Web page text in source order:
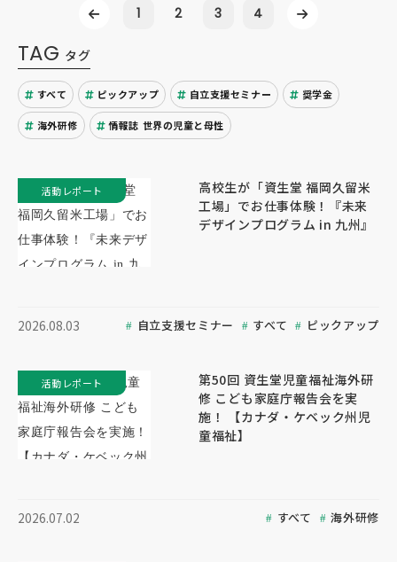
1 2 3 4
TAG タグ
すべて ピックアップ 自立支援セミナー 奨学金
海外研修 情報誌 世界の児童と母性
高校生が「資生堂 福岡久留米
工場」でお仕事体験！『未来
デザインプログラム in 九州』
2026.08.03 自立支援セミナー すべて ピックアップ
活動レポート
第50回 資生堂児童福祉海外研
修 こども家庭庁報告会を実
施！ 【カナダ・ケベック州児
童福祉】
2026.07.02 すべて 海外研修
活動レポート